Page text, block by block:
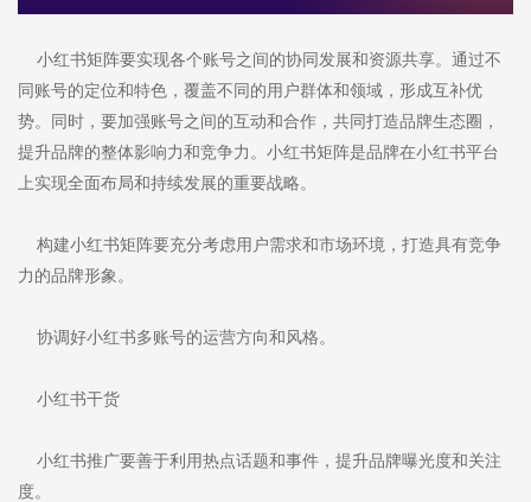
小红书矩阵要实现各个账号之间的协同发展和资源共享。通过不
同账号的定位和特色，覆盖不同的用户群体和领域，形成互补优
势。同时，要加强账号之间的互动和合作，共同打造品牌生态圈，
提升品牌的整体影响力和竞争力。小红书矩阵是品牌在小红书平台
上实现全面布局和持续发展的重要战略。
构建小红书矩阵要充分考虑用户需求和市场环境，打造具有竞争
力的品牌形象。
协调好小红书多账号的运营方向和风格。
小红书干货
小红书推广要善于利用热点话题和事件，提升品牌曝光度和关注
度。